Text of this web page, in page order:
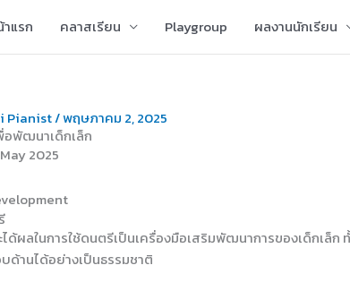
าแรก คลาสเรียน Playgroup ผลงานนักเรียน
Pianist/พฤษภาคม 2, 2025
อพัฒนาเด็กเล็ก
2025
ด้ผลในการใช้ดนตรีเป็นเครื่องมือเสริมพัฒนาการของเด็กเล็
านได้อย่างเป็นธรรมชาติ